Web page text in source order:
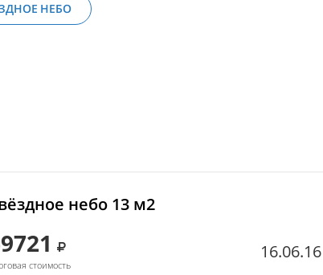
НЕБО
небо 13 м2
стоимость
16.06.16